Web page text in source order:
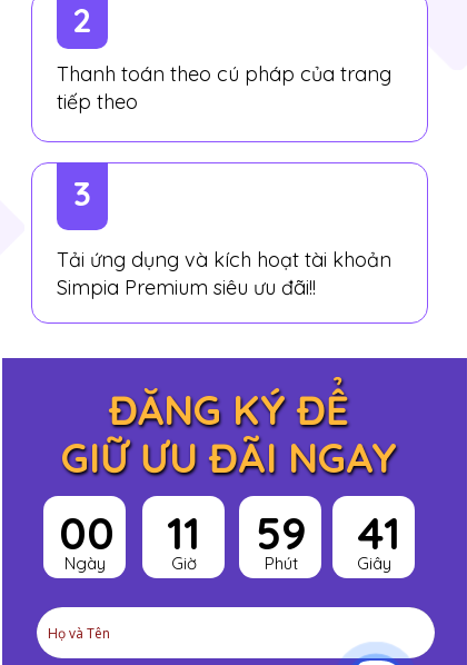
Tải ứng dụng và kích hoạt tài khoản
Simpia Premium siêu ưu đãi!!
3
2
Thanh toán theo cú pháp của trang
tiếp theo
00 11 59 40
Ngày Giờ Phút Giây
ĐĂNG KÝ ĐỂ
GIỮ ƯU ĐÃI NGAY